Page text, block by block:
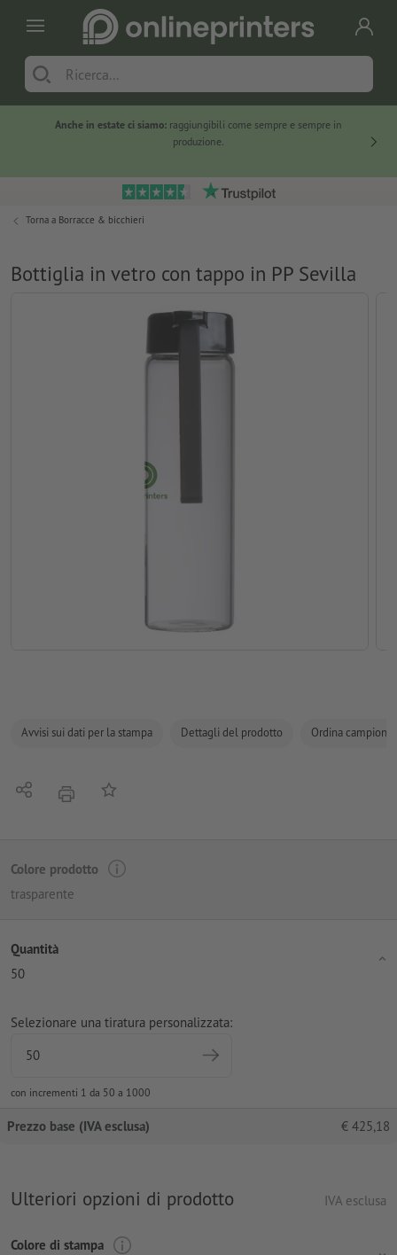
Anche in estate ci siamo: raggiungibili come sempre e sempre in
produzione.
Torna a Borracce & bicchieri
Bottiglia in vetro con tappo in PP Sevilla
Avvisi sui dati per la stampa Dettagli del prodotto Ordina campione
Condividistamparealla lista preferiti
Colore prodotto
trasparente
Quantità
50
Selezionare una tiratura personalizzata:
con incrementi 1 da 50 a 1000
Prezzo base (IVA esclusa) € 425,18
Ulteriori opzioni di prodotto IVA esclusa
Colore di stampa